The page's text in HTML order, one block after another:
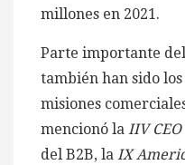
millones en 2021.
Parte importante
también han sido
misiones
mencionó la IIV
del B2B, la IX